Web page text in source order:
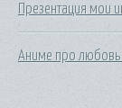
Презентация мои
Аниме про любовь